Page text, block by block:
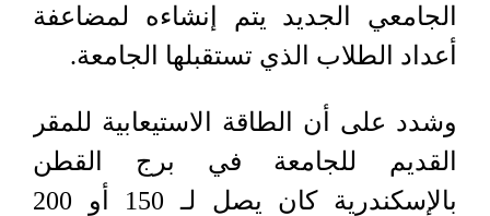
الجامعي الجديد يتم إنشاءه لمضاعفة
أعداد الطلاب الذي تستقبلها الجامعة.
وشدد على أن الطاقة الاستيعابية للمقر
القديم للجامعة في برج القطن
بالإسكندرية كان يصل لـ 150 أو 200